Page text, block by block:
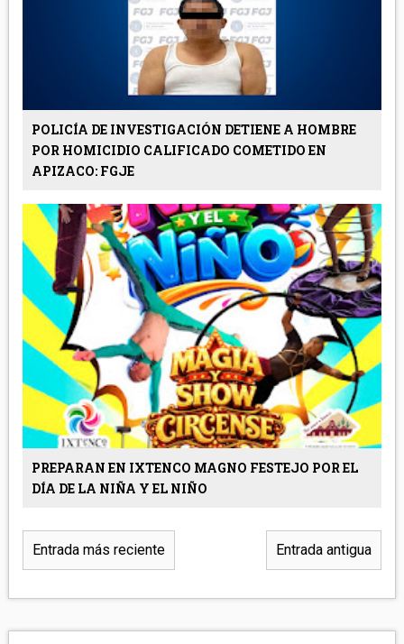
POLICÍA DE INVESTIGACIÓN DETIENE A HOMBRE
POR HOMICIDIO CALIFICADO COMETIDO EN
APIZACO: FGJE
PREPARAN EN IXTENCO MAGNO FESTEJO POR EL
DÍA DE LA NIÑA Y EL NIÑO
Entrada más reciente Entrada antigua